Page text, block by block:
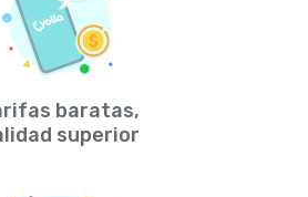
baratas,
superior